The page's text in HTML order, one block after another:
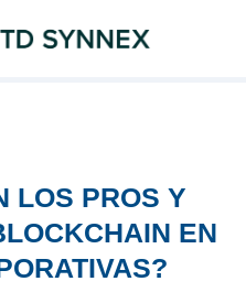
LOS PROS Y
EN